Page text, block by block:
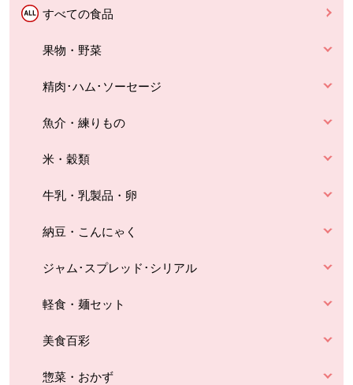
すべての食品
果物・野菜
精肉･ハム･ソーセージ
魚介・練りもの
米・穀類
牛乳・乳製品・卵
納豆・こんにゃく
ジャム･スプレッド･シリアル
軽食・麺セット
美食百彩
惣菜・おかず